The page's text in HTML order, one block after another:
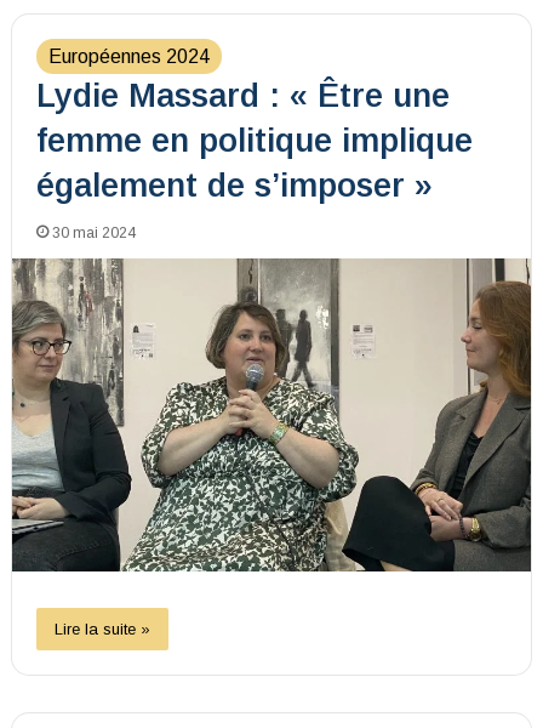
Européennes 2024
Lydie Massard : « Être une
femme en politique implique
également de s’imposer »
30 mai 2024
Lire la suite »